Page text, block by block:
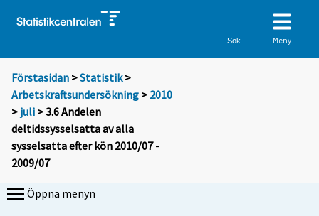
Sök Meny
Förstasidan >Statistik >
Arbetskraftsundersökning > 2010
> juli > 3.6 Andelen
deltidssysselsatta av alla
sysselsatta efter kön 2010/07 -
2009/07
Öppna menyn